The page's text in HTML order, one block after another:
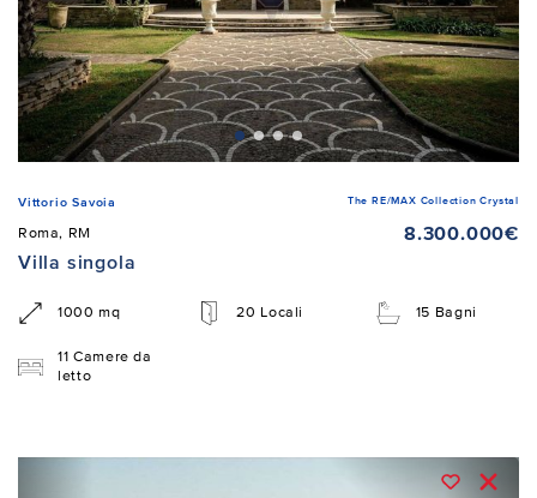
Vittorio Savoia The RE/MAX Collection Crystal
Roma, RM
8.300.000€
Villa singola
1000 mq 20 Locali 15 Bagni
11 Camere da
letto